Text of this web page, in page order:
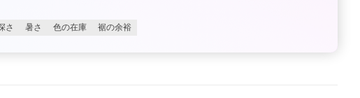
さ 暑さ 色の在庫 裾の余裕